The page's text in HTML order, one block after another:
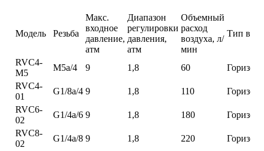
Модель Резьба
Макс.
входное
давление,
атм
Диапазон
регулировки
давления,
атм
Объемный
расход
воздуха, л/
мин
Тип
RVC4-
M5
M5a/4 9 1,8 60
RVC4-
01
G1/8a/4 9 1,8 110
RVC6-
02
G1/4a/6 9 1,8 180
RVC8-
02
G1/4a/8 9 1,8 220